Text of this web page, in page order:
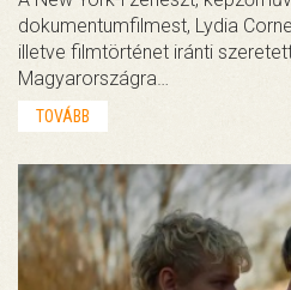
dokumentumfilmest, Lydia
illetve filmtörténet iránti
Magyarországra…
TOVÁBB